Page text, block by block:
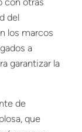
del
los marcos
a
garantizar la
de
que